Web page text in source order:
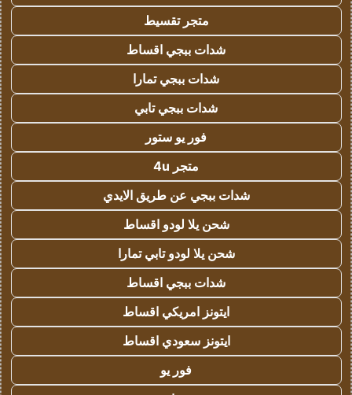
متجر تقسيط
شدات ببجي اقساط
شدات ببجي تمارا
شدات ببجي تابي
فور يو ستور
متجر 4u
شدات ببجي عن طريق الايدي
شحن يلا لودو اقساط
شحن يلا لودو تابي تمارا
شدات ببجي اقساط
ايتونز امريكي اقساط
ايتونز سعودي اقساط
فور يو